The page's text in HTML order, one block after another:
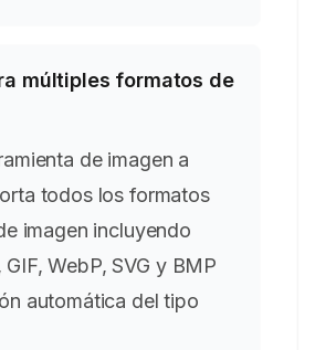
múltiples formatos de
de imagen a
todos los formatos
imagen incluyendo
GIF, WebP, SVG y BMP
automática del tipo